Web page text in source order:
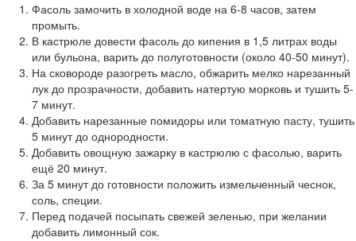
Фасоль замочить в холодной воде на 6-8 часов, затем
промыть.
В кастрюле довести фасоль до кипения в 1,5 литрах воды
или бульона, варить до полуготовности (около 40-50 минут).
На сковороде разогреть масло, обжарить мелко нарезанный
лук до прозрачности, добавить натертую морковь и тушить 5-
7 минут.
Добавить нарезанные помидоры или томатную пасту, тушить
5 минут до однородности.
Добавить овощную зажарку в кастрюлю с фасолью, варить
ещё 20 минут.
За 5 минут до готовности положить измельченный чеснок,
соль, специи.
Перед подачей посыпать свежей зеленью, при желании
добавить лимонный сок.